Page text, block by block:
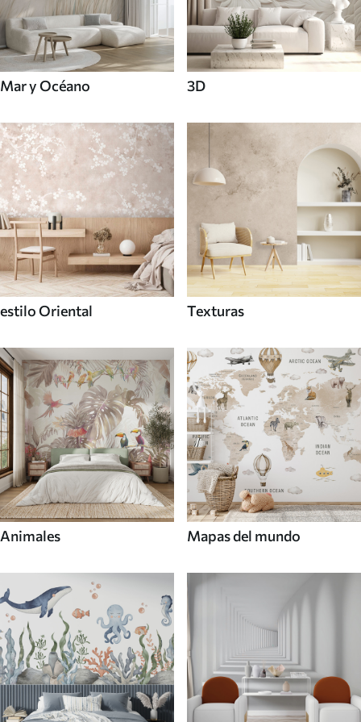
Mar y Océano 3D
estilo Oriental Texturas
Animales Mapas del mundo